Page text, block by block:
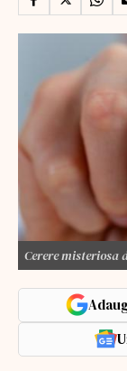
Cerere misteriosa